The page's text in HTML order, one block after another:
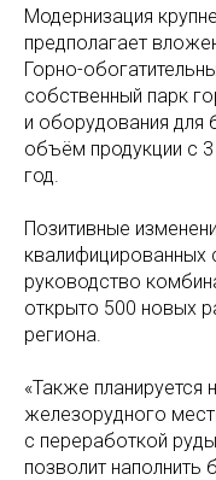
Модернизация
предполагает
Горно-
собственный парк
и оборудования для
объём продукции с
год.
Позитивные
квалифицированных
руководство
открыто 500 новых
региона.
«Также планируется
железорудного
с переработкой
позволит